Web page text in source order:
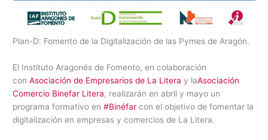
Plan-D: Fomento de la Digitalización de las Pymes de Aragón.
El Instituto Aragonés de Fomento, en colaboración
conAsociación de Empresarios de La Litera y laAsociación
Comercio Binefar Litera, realizarán en abril y mayo un
programa formativo en#Binéfar con el objetivo de fomentar la
digitalización en empresas y comercios de La Litera.